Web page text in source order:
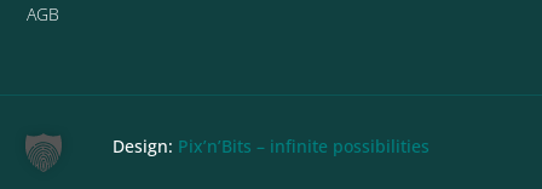
AGB
Design: Pix’n’Bits – infinite possibilities